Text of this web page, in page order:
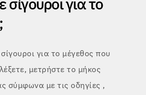
για το μέγεθος που
μετρήστε το μήκος
σύμφωνα με τις οδηγίες ,